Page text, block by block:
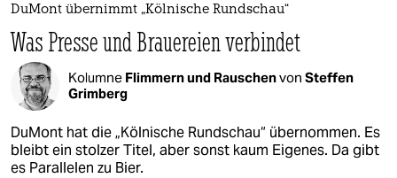
DuMont übernimmt „Kölnische Rundschau“
Was Presse und Brauereien verbindet
Kolumne Flimmern und Rauschenvon Steffen
Grimberg
DuMont hat die „Kölnische Rundschau“ übernommen. Es
bleibt ein stolzer Titel, aber sonst kaum Eigenes. Da gibt
es Parallelen zu Bier.